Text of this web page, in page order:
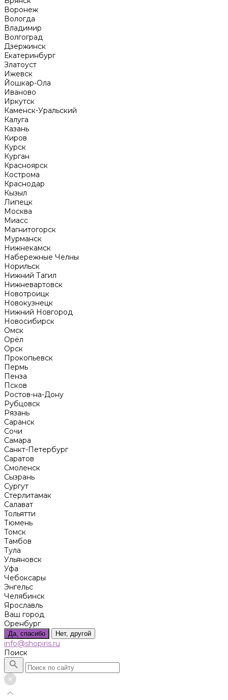
Воронеж
Вологда
Владимир
Волгоград
Дзержинск
Екатеринбург
Златоуст
Ижевск
Йошкар-Ола
Иваново
Иркутск
Каменск-Уральский
Калуга
Казань
Киров
Курск
Курган
Красноярск
Кострома
Краснодар
Кызыл
Липецк
Москва
Миасс
Магнитогорск
Мурманск
Нижнекамск
Набережные Челны
Норильск
Нижний Тагил
Нижневартовск
Новотроицк
Новокузнецк
Нижний Новгород
Новосибирск
Омск
Орёл
Орск
Прокопьевск
Пермь
Пенза
Псков
Ростов-на-Дону
Рубцовск
Рязань
Саранск
Сочи
Самара
Санкт-Петербург
Саратов
Смоленск
Сызрань
Сургут
Стерлитамак
Салават
Тольятти
Тюмень
Томск
Тамбов
Тула
Ульяновск
Уфа
Чебоксары
Энгельс
Челябинск
Ярославль
Ваш город
Оренбург
Да, спасибо Нет, другой
info@shopiris.ru
Поиск